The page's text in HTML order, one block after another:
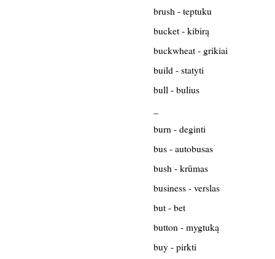
brush - teptuku
bucket - kibirą
buckwheat - grikiai
build - statyti
bull - bulius
burn - deginti
bus - autobusas
bush - krūmas
business - verslas
but - bet
button - mygtuką
buy - pirkti